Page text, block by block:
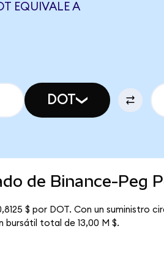
EQUIVALE A
DOT
de Binance-Peg
$ por DOT. Con un suministro
bursátil total de 13,00 M $.